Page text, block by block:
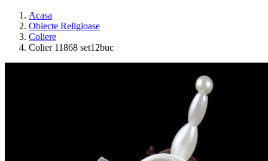
Acasa
Obiecte Religioase
Coliere
Colier 11868 set12buc